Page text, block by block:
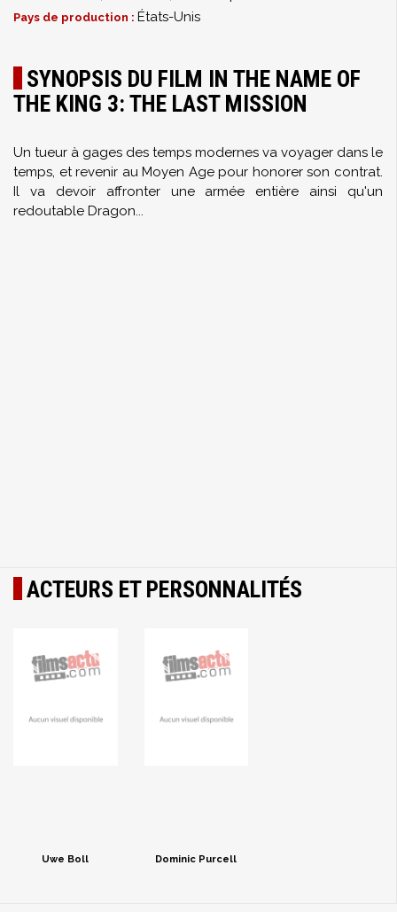
Pays de production : États-Unis
SYNOPSIS DU FILM IN THE NAME OF
THE KING 3: THE LAST MISSION
Un tueur à gages des temps modernes va voyager dans le
temps, et revenir au Moyen Age pour honorer son contrat.
Il va devoir affronter une armée entière ainsi qu'un
redoutable Dragon...
ACTEURS ET PERSONNALITÉS
Uwe Boll Dominic Purcell